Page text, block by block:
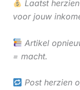
Laatst
voor jouw
Artikel
= macht.
Post herzien